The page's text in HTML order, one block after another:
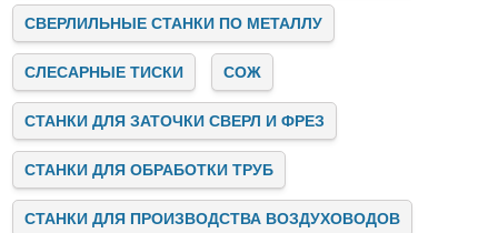
СВЕРЛИЛЬНЫЕ СТАНКИ ПО МЕТАЛЛУ
СЛЕСАРНЫЕ ТИСКИ СОЖ
СТАНКИ ДЛЯ ЗАТОЧКИ СВЕРЛ И ФРЕЗ
СТАНКИ ДЛЯ ОБРАБОТКИ ТРУБ
СТАНКИ ДЛЯ ПРОИЗВОДСТВА ВОЗДУХОВОДОВ